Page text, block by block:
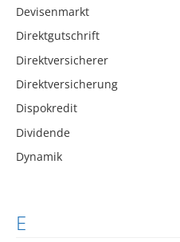
Devisenmarkt
Direktgutschrift
Direktversicherer
Direktversicherung
Dispokredit
Dividende
Dynamik
E